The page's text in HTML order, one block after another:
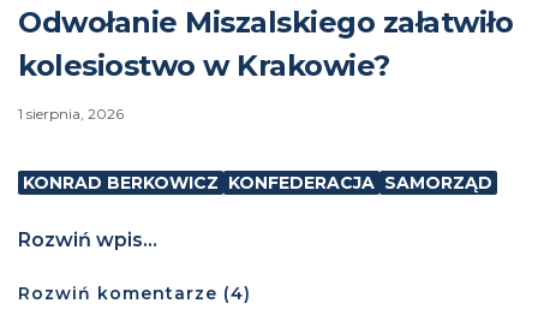
Odwołanie Miszalskiego załatwiło
kolesiostwo w Krakowie?
1 sierpnia, 2026
KONRAD BERKOWICZ KONFEDERACJA SAMORZĄD
Rozwiń wpis...
Rozwiń komentarze (4)